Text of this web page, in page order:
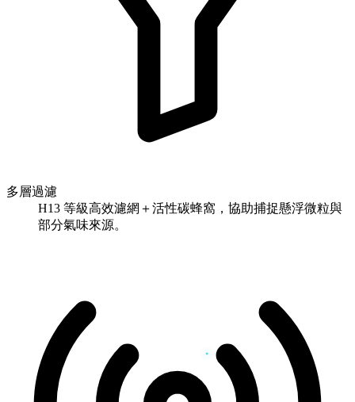
多層過濾
H13 等級高效濾網＋活性碳蜂窩，協助捕捉懸浮微粒與
部分氣味來源。